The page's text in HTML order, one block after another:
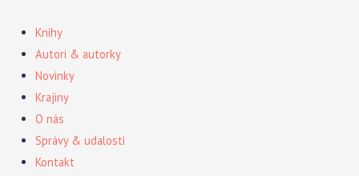
obsah
Knihy
Autori & autorky
Novinky
Krajiny
O nás
Správy & udalosti
Kontakt